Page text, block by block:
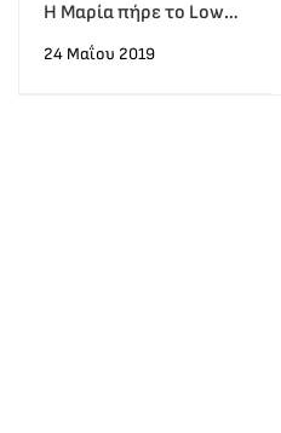
Η Μαρία πήρε το Lower
με την πρώτη!
24 Μαΐου 2019